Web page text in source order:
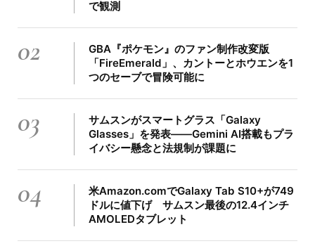
で観測
02
GBA『ポケモン』のファン制作改変版
「FireEmerald」、カントーとホウエンを1
つのセーブで冒険可能に
03
サムスンがスマートグラス「Galaxy
Glasses」を発表――Gemini AI搭載もプラ
イバシー懸念と法規制が課題に
04
米Amazon.comでGalaxy Tab S10+が749
ドルに値下げ サムスン最後の12.4インチ
AMOLEDタブレット